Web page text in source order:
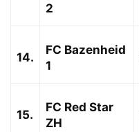
2
14.
FC Bazenheid
1
15.
FC Red Star
ZH